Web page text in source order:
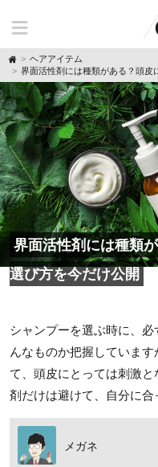
H
o
m
e
ヘアアイテム
界面活性剤には種類がある？頭皮
界面活性剤には種類
選び方を今だけ公開
シャンプーを選ぶ時に、
んなものか把握していま
て、頭皮にとっては刺激
剤だけは避けて、自分に合
メガネ